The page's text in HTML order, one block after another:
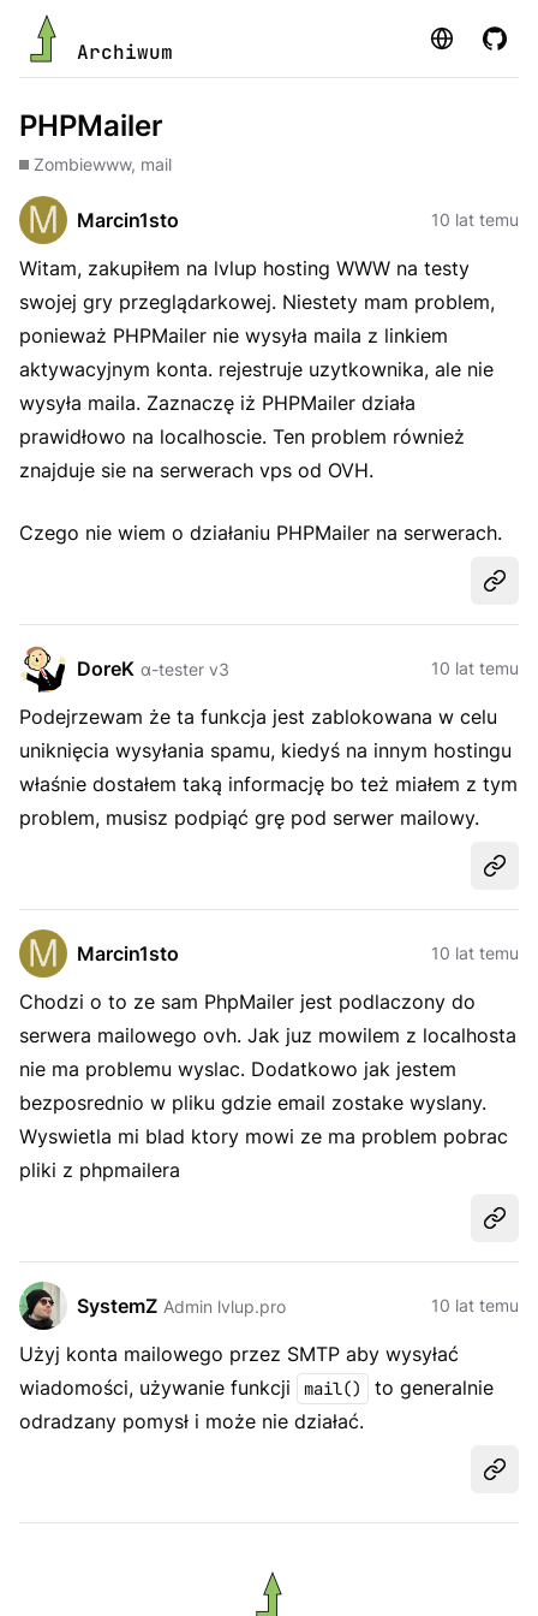
Archiwum Strona
PHPMailer
Zombiewww, mail
Marcin1sto 10 lat temu
Witam, zakupiłem na lvlup hosting WWW na testy
swojej gry przeglądarkowej. Niestety mam problem,
ponieważ PHPMailer nie wysyła maila z linkiem
aktywacyjnym konta. rejestruje uzytkownika, ale nie
wysyła maila. Zaznaczę iż PHPMailer działa
prawidłowo na localhoscie. Ten problem również
znajduje sie na serwerach vps od OVH.
Czego nie wiem o działaniu PHPMailer na serwerach.
DoreK α-tester v3 10 lat temu
Podejrzewam że ta funkcja jest zablokowana w celu
uniknięcia wysyłania spamu, kiedyś na innym hostingu
właśnie dostałem taką informację bo też miałem z tym
problem, musisz podpiąć grę pod serwer mailowy.
Marcin1sto 10 lat temu
Chodzi o to ze sam PhpMailer jest podlaczony do
serwera mailowego ovh. Jak juz mowilem z localhosta
nie ma problemu wyslac. Dodatkowo jak jestem
bezposrednio w pliku gdzie email zostake wyslany.
Wyswietla mi blad ktory mowi ze ma problem pobrac
pliki z phpmailera
SystemZ Admin lvlup.pro 10 lat temu
Użyj konta mailowego przez SMTP aby wysyłać
wiadomości, używanie funkcji
mail()
to generalnie
odradzany pomysł i może nie działać.